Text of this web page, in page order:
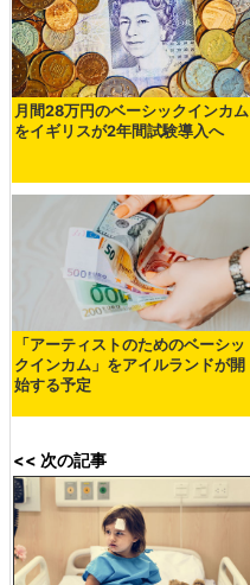
月間28万円のベーシックインカム
をイギリスが2年間試験導入へ
「アーティストのためのベーシッ
クインカム」をアイルランドが開
始する予定
<< 次の記事